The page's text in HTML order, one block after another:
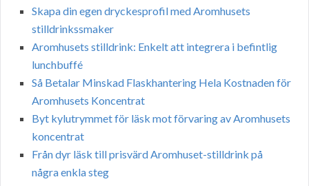
Skapa din egen dryckesprofil med Aromhusets
stilldrinkssmaker
Aromhusets stilldrink: Enkelt att integrera i befintlig
lunchbuffé
Så Betalar Minskad Flaskhantering Hela Kostnaden för
Aromhusets Koncentrat
Byt kylutrymmet för läsk mot förvaring av Aromhusets
koncentrat
Från dyr läsk till prisvärd Aromhuset-stilldrink på
några enkla steg